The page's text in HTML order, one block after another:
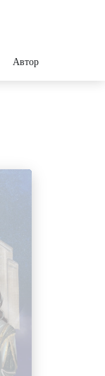
Авторы